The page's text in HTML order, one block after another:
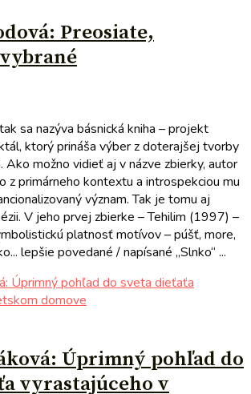
Preosiate,
sa nazýva básnická kniha – projekt
ktorý prináša výber z doterajšej tvorby
Ako možno vidieť aj v názve zbierky, autor
z primárneho kontextu a introspekciou mu
význam. Tak je tomu aj
V jeho prvej zbierke – Tehilim (1997) –
platnosť motívov – púšť, more,
lepšie povedané / napísané „Slnko“ ...
Úprimný pohľad do
vyrastajúceho v